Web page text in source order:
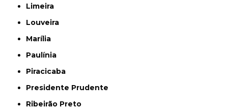
Limeira
Louveira
Marília
Paulínia
Piracicaba
Presidente Prudente
Ribeirão Preto